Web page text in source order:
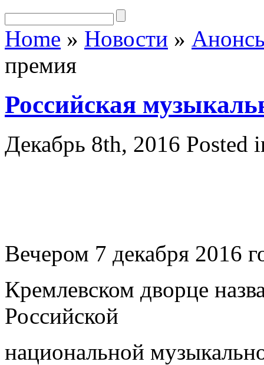
Home » Новости »
премия
Российская
Декабрь 8th, 2016 Posted
Вечером 7 декабря 2016
Кремлевском дворце
Российской
национальной